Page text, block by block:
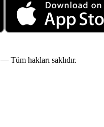
— Tüm hakları saklıdır.